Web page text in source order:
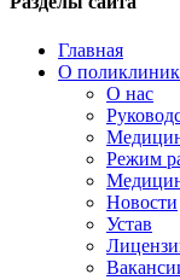
Главная
О
О нас
Режим
Новости
Устав